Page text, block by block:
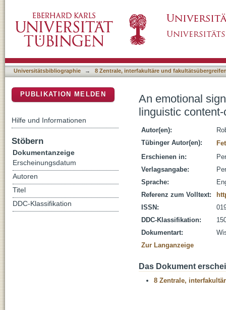
Universitätsbibliographie → 8 Zentrale, interfakultäre und
An emotional
linguistic
Autor(en):
Tübinger Autor(en):
Erschienen in:
Verlagsangabe:
Sprache:
Referenz zum Volltext:
ISSN:
DDC-Klassifikation:
Dokumentart:
Zur Langanzeige
Das Dokument
8 Zentrale,
PUBLIKATION MELDEN
Hilfe und Informationen
Stöbern
Dokumentanzeige
Erscheinungsdatum
Autoren
Titel
DDC-Klassifikation